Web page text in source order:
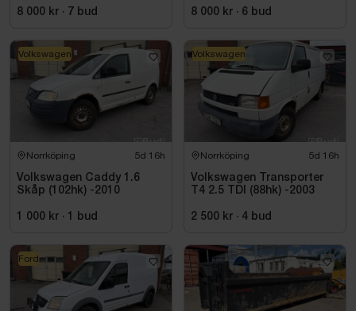
8 000 kr · 7 bud 8 000 kr · 6 bud
Norrköping 5d 16h
Volkswagen Caddy 1.6
Skåp (102hk) -2010
1 000 kr · 1 bud
Volkswagen
Norrköping 5d 16h
Volkswagen Transporter
T4 2.5 TDI (88hk) -2003
2 500 kr · 4 bud
Volkswagen
Ford